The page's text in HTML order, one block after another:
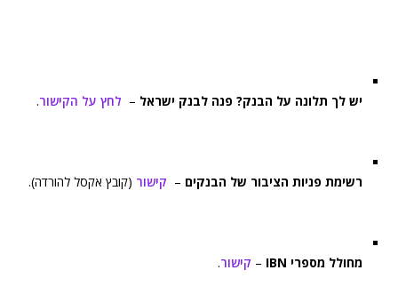
יש לך תלונה על הבנק? פנה לבנק ישראל – לחץ על הקישור.
רשימת פניות הציבור של הבנקים – קישור (קובץ אקסל להורדה).
מחולל מספרי IBN – קישור.